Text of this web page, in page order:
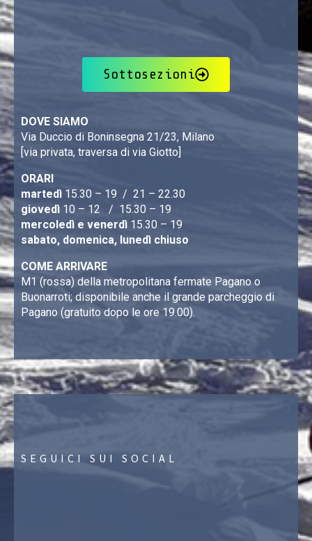
Sottosezioni
DOVE SIAMO
Via Duccio di Boninsegna 21/23, Milano
[via privata, traversa di via Giotto]
ORARI
martedì 15.30 – 19 / 21 – 22.30
giovedì 10 – 12 / 15.30 – 19
mercoledì e venerdì 15.30 – 19
sabato, domenica, lunedì chiuso
COME ARRIVARE
M1 (rossa) della metropolitana fermate Pagano o
Buonarroti; disponibile anche il grande parcheggio di
Pagano (gratuito dopo le ore 19.00).
SEGUICI SUI SOCIAL